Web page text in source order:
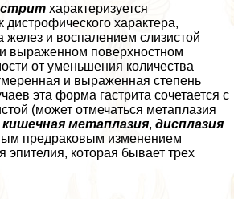
хаpaктеризуется
дистрофического хаpaктера,
и воспалением слизистой
выраженном поверхностном
от уменьшения количества
и выраженная степень
эта форма гастрита сочетается с
(может отмечаться метаплазия
кишечная метаплазия, дисплазия
предpaковым изменением
эпителия, которая бывает трех